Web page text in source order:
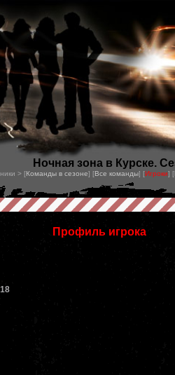
Ночная зона в Курске.
> [Команды в сезоне] [Все команды] [Игроки] [
Профиль игрока